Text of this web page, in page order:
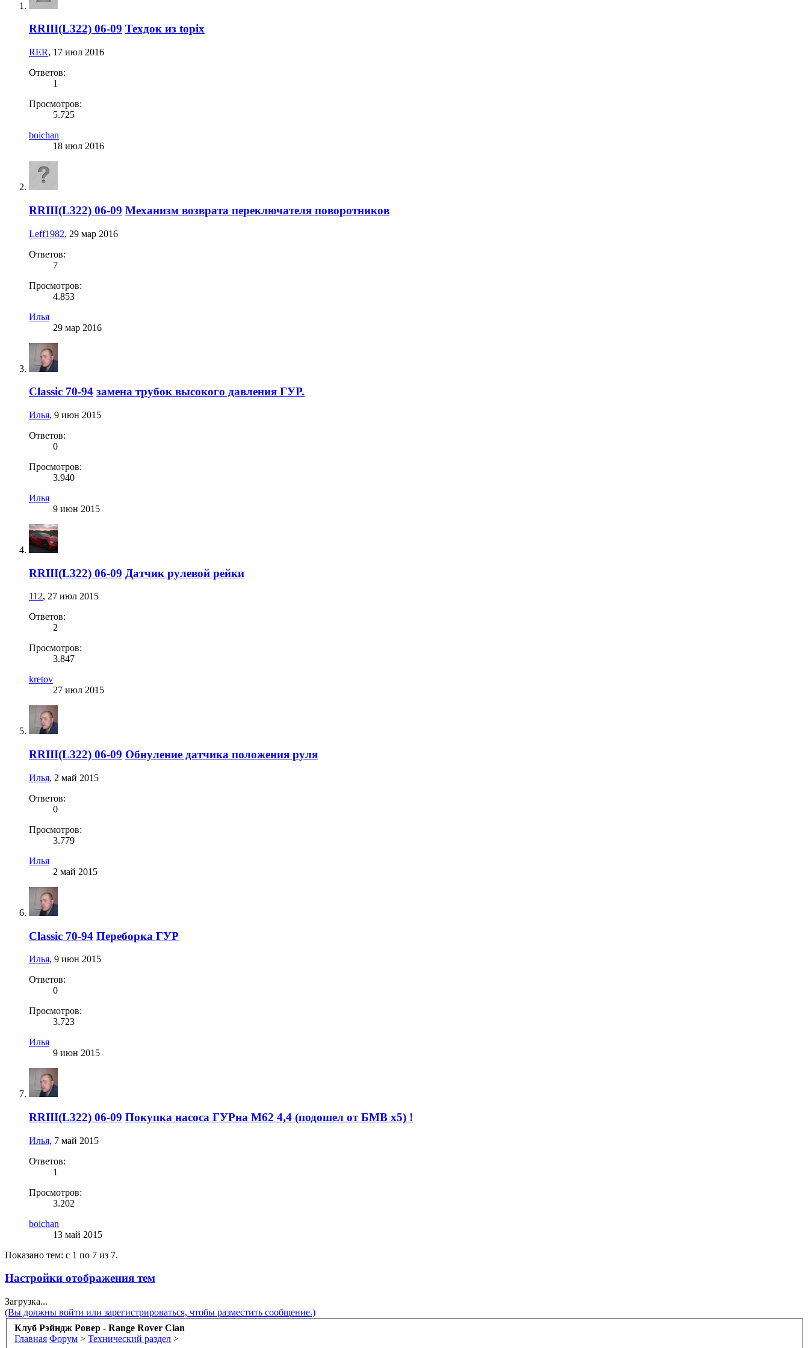
RRIII(L322) 06-09 Техдок из topix
RER, 17 июл 2016
Ответов:
1
Просмотров:
5.725
boichan
18 июл 2016
RRIII(L322) 06-09 Механизм возврата переключателя поворотников
Leff1982, 29 мар 2016
Ответов:
7
Просмотров:
4.853
Илья
29 мар 2016
Classic 70-94 замена трубок высокого давления ГУР.
Илья, 9 июн 2015
Ответов:
0
Просмотров:
3.940
Илья
9 июн 2015
RRIII(L322) 06-09 Датчик рулевой рейки
112, 27 июл 2015
Ответов:
2
Просмотров:
3.847
kretov
27 июл 2015
RRIII(L322) 06-09 Обнуление датчика положения руля
Илья, 2 май 2015
Ответов:
0
Просмотров:
3.779
Илья
2 май 2015
Classic 70-94 Переборка ГУР
Илья, 9 июн 2015
Ответов:
0
Просмотров:
3.723
Илья
9 июн 2015
RRIII(L322) 06-09 Покупка насоса ГУРна М62 4,4 (подошел от БМВ х5) !
Илья, 7 май 2015
Ответов:
1
Просмотров:
3.202
boichan
13 май 2015
Показано тем: с 1 по 7 из 7.
Настройки отображения тем
Загрузка...
(Вы должны войти или зарегистрироваться, чтобы разместить сообщение.)
Клуб Рэйндж Ровер - Range Rover Clan
Главная Форум > Технический раздел >